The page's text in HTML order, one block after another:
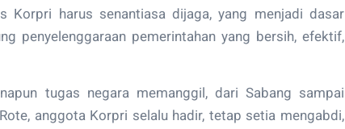
Korpri harus senantiasa dijaga, yang menjadi dasar
penyelenggaraan pemerintahan yang bersih, efektif,
tugas negara memanggil, dari Sabang sampai
anggota Korpri selalu hadir, tetap setia mengabdi,